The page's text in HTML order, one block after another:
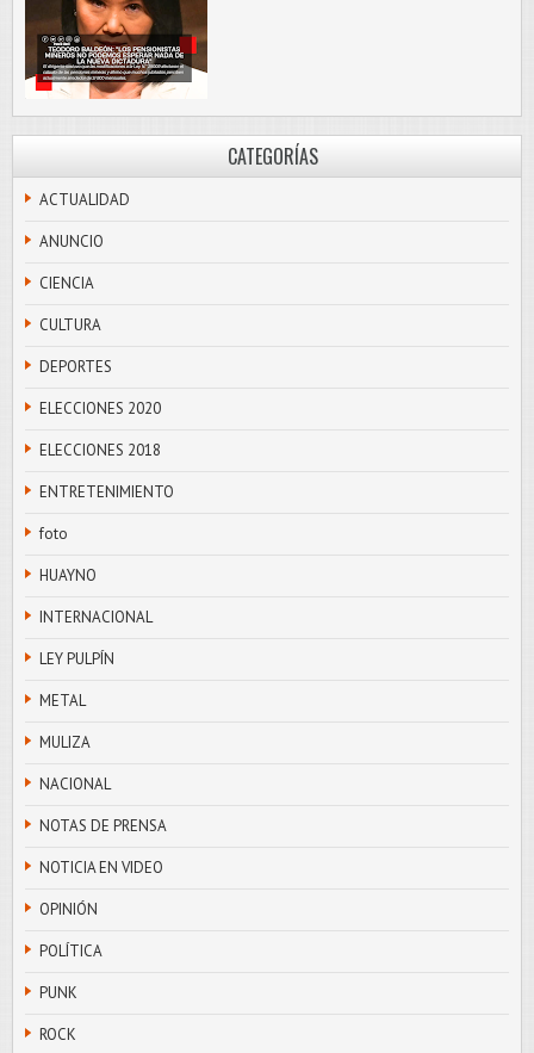
CATEGORÍAS
ACTUALIDAD
ANUNCIO
CIENCIA
CULTURA
DEPORTES
ELECCIONES 2020
ELECCIONES 2018
ENTRETENIMIENTO
foto
HUAYNO
INTERNACIONAL
LEY PULPÍN
METAL
MULIZA
NACIONAL
NOTAS DE PRENSA
NOTICIA EN VIDEO
OPINIÓN
POLÍTICA
PUNK
ROCK